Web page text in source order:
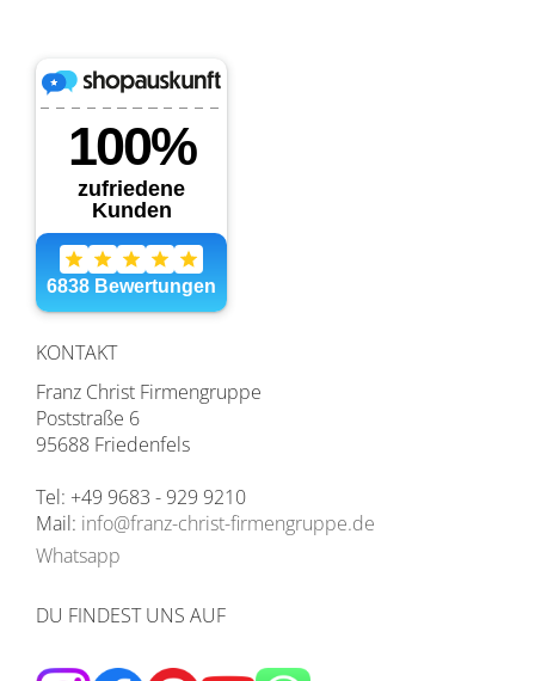
KONTAKT
Franz Christ Firmengruppe
Poststraße 6
95688 Friedenfels
Tel: +49 9683 - 929 9210
Mail: info@franz-christ-firmengruppe.de
Whatsapp
DU FINDEST UNS AUF